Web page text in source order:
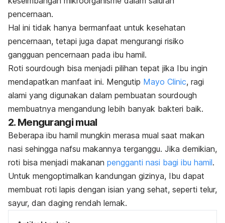
pencernaan.
Hal ini tidak hanya bermanfaat untuk kesehatan
pencernaan, tetapi juga dapat mengurangi risiko
gangguan pencernaan pada ibu hamil.
Roti sourdough bisa menjadi pilihan tepat jika Ibu ingin
mendapatkan manfaat ini. Mengutip Mayo Clinic, ragi
alami yang digunakan dalam pembuatan sourdough
membuatnya mengandung lebih banyak bakteri baik.
2. Mengurangi mual
Beberapa ibu hamil mungkin merasa mual saat makan
nasi sehingga nafsu makannya terganggu. Jika demikian,
roti bisa menjadi makanan pengganti nasi bagi ibu hamil.
Untuk mengoptimalkan kandungan gizinya, Ibu dapat
membuat roti lapis dengan isian yang sehat, seperti telur,
sayur, dan daging rendah lemak.